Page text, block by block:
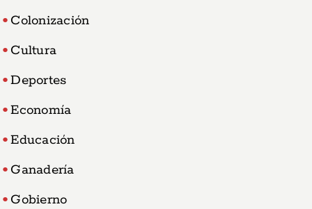
Colonización
Cultura
Deportes
Economía
Educación
Ganadería
Gobierno